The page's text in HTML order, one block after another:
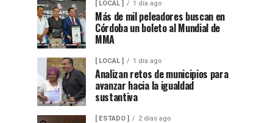
[ LOCAL ] 1 día ago
Más de mil peleadores buscan en
Córdoba un boleto al Mundial de
MMA
[ LOCAL ] 1 día ago
Analizan retos de municipios para
avanzar hacia la igualdad
sustantiva
[ ESTADO ] 2 días ago